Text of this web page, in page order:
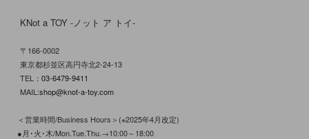
KNot a TOY -ノット ア トイ-
〒166-0002
東京都杉並区高円寺北2-24-13
TEL： 03-6479-9411
MAIL:shop@knot-a-toy.com
＜営業時間/Business Hours＞(※2025年4月改定)
●月･火･木/Mon.Tue.Thu.→10:00～18:00